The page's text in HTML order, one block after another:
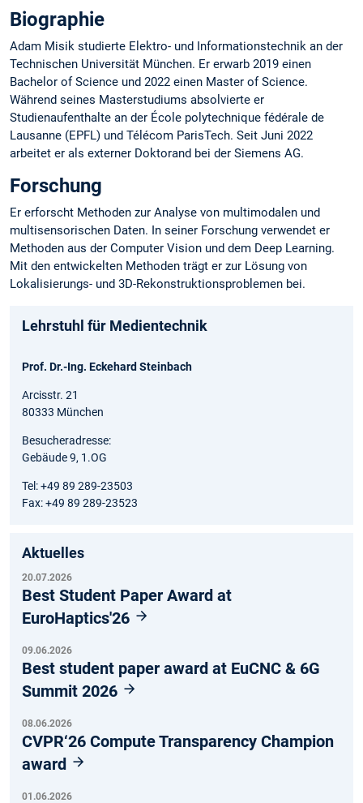
Biographie
Adam Misik studierte Elektro- und Informationstechnik an der
Technischen Universität München. Er erwarb 2019 einen
Bachelor of Science und 2022 einen Master of Science.
Während seines Masterstudiums absolvierte er
Studienaufenthalte an der École polytechnique fédérale de
Lausanne (EPFL) und Télécom ParisTech. Seit Juni 2022
arbeitet er als externer Doktorand bei der Siemens AG.
Forschung
Er erforscht Methoden zur Analyse von multimodalen und
multisensorischen Daten. In seiner Forschung verwendet er
Methoden aus der Computer Vision und dem Deep Learning.
Mit den entwickelten Methoden trägt er zur Lösung von
Lokalisierungs- und 3D-Rekonstruktionsproblemen bei.
Lehrstuhl für Medientechnik
Prof. Dr.-Ing. Eckehard Steinbach
Arcisstr. 21
80333 München
Besucheradresse:
Gebäude 9, 1.OG
Tel: +49 89 289-23503
Fax: +49 89 289-23523
Aktuelles
20.07.2026
Best Student Paper Award at
EuroHaptics'26
09.06.2026
Best student paper award at EuCNC & 6G
Summit 2026
08.06.2026
CVPR‘26 Compute Transparency Champion
award
01.06.2026